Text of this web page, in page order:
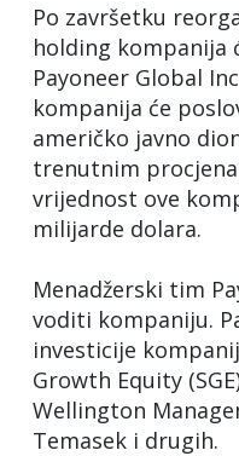
Po završetku
holding kompanija
Payoneer Global
kompanija će
američko javno
trenutnim
vrijednost ove
milijarde dolara.
Menadžerski tim
voditi kompaniju.
investicije
Growth Equity
Wellington
Temasek i drugih.